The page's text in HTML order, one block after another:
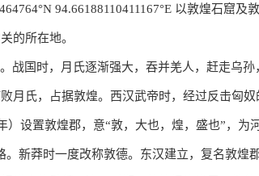
94.66188110411167°E 以敦煌石窟及
的所在地。
战国时，月氏逐渐强大，吞并羌人，赶走乌孙
月氏，占据敦煌。西汉武帝时，经过反击匈
）设置敦煌郡，意“敦，大也，煌，盛也”，为
。新莽时一度改称敦德。东汉建立，复名敦煌